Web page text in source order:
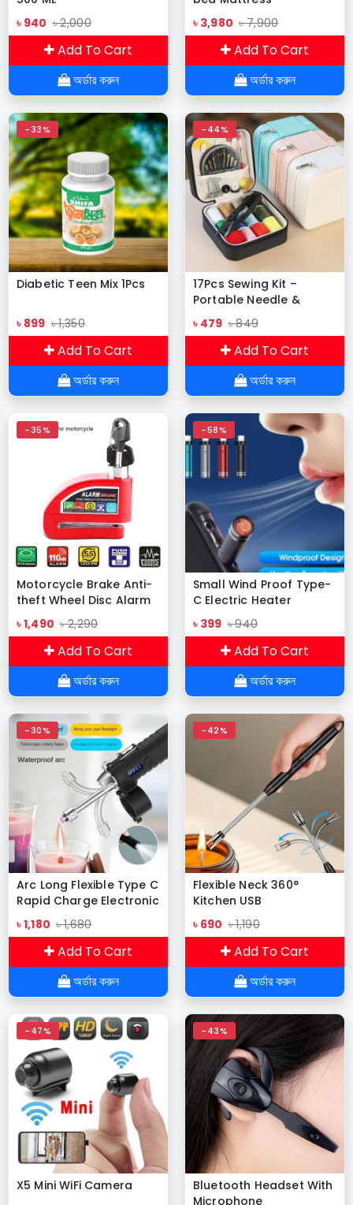
৳ 940 ৳ 2,000
Add To Cart
অর্ডার করুন
৳ 3,980 ৳ 7,900
Add To Cart
অর্ডার করুন
-33%
Diabetic Teen Mix 1Pcs
৳ 899 ৳ 1,350
Add To Cart
অর্ডার করুন
-44%
17Pcs Sewing Kit –
Portable Needle &
Thread for DIY & Home
Repair
৳ 479 ৳ 849
Add To Cart
অর্ডার করুন
-35%
Motorcycle Brake Anti-
theft Wheel Disc Alarm
Security Lock
৳ 1,490 ৳ 2,290
Add To Cart
অর্ডার করুন
-58%
Small Wind Proof Type-
C Electric Heater
৳ 399 ৳ 940
Add To Cart
অর্ডার করুন
-30%
Arc Long Flexible Type C
Rapid Charge Electronic
Lighter with Strong Light
Flashlight Outdoor
Lighters Windproof
Waterproof Pulse
৳ 1,180 ৳ 1,680
Add To Cart
অর্ডার করুন
-42%
Flexible Neck 360°
Kitchen USB
Rechargeable ARC
Lighter
৳ 690 ৳ 1,190
Add To Cart
অর্ডার করুন
-47%
X5 Mini WiFi Camera
-43%
Bluetooth Headset With
Microphone